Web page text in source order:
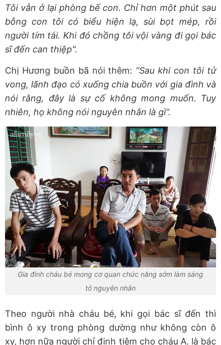
Tôi vẫn ở lại phòng bế con. Chỉ hơn một phút sau
bỗng con tôi có biểu hiện lạ, sùi bọt mép, rồi
người tím tái. Khi đó chồng tôi vội vàng đi gọi bác
sĩ đến can thiệp".
Chị Hương buồn bã nói thêm: “Sau khi con tôi tử
vong, lãnh đạo có xuống chia buồn với gia đình và
nói rằng, đây là sự cố không mong muốn. Tuy
nhiên, họ không nói nguyên nhân là gì”.
Gia đình cháu bé mong cơ quan chức năng sớm làm sáng
tỏ nguyên nhân
Theo người nhà cháu bé, khi gọi bác sĩ đến thì
bình ô xy trong phòng dường như không còn ô
xy, hơn nữa người chỉ định tiêm cho cháu A. là bác